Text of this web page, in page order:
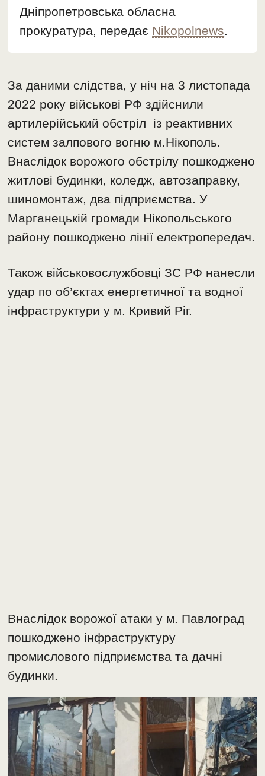
Дніпропетровська обласна
прокуратура, передає Nikopolnews.
За даними слідства, у ніч на 3 листопада
2022 року військові РФ здійснили
артилерійський обстріл із реактивних
систем залпового вогню м.Нікополь.
Внаслідок ворожого обстрілу пошкоджено
житлові будинки, коледж, автозаправку,
шиномонтаж, два підприємства. У
Марганецькій громади Нікопольського
району пошкоджено лінії електропередач.
Також військовослужбовці ЗС РФ нанесли
удар по об’єктах енергетичної та водної
інфраструктури у м. Кривий Ріг.
Внаслідок ворожої атаки у м. Павлоград
пошкоджено інфраструктуру
промислового підприємства та дачні
будинки.